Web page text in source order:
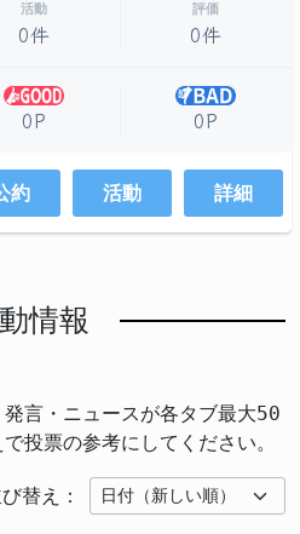
活動
0件
評価
0件
0P 0P
約 活動 詳細
情報
言・ニュースが各タブ最大50
投票の参考にしてください。
替え：